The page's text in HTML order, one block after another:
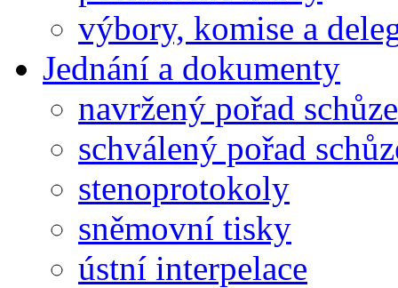
výbory, komise a
Jednání a dokumenty
navržený pořad schůze
schválený pořad
stenoprotokoly
sněmovní tisky
ústní interpelace